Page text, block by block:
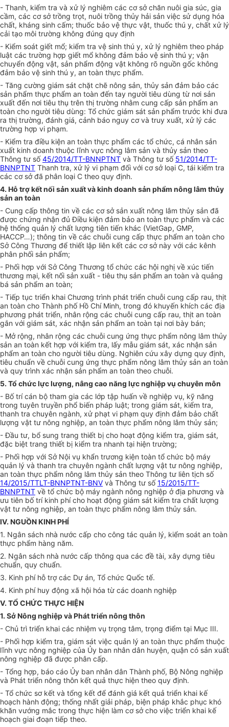
- Thanh, kiểm tra và xử lý nghiêm các cơ sở chăn nuôi gia súc, gia
cầm, các cơ sở trồng trọt, nuôi trồng thủy hải sản việc sử dụng hóa
chất, kháng sinh cấm; thuốc bảo vệ thực vật, thuốc thú y, chất xử lý
cải tạo môi trường không đúng quy định
- Kiểm soát giết mổ; kiểm tra vệ sinh thú y, xử lý nghiêm theo pháp
luật các trường hợp giết mổ không đảm bảo vệ sinh thú y; vận
chuyển động vật, sản phẩm động vật không rõ nguồn gốc không
đảm bảo vệ sinh thú y, an toàn thực phẩm.
- Tăng cường giám sát chặt chẽ nông sản, thủy sản đảm bảo các
sản phẩm thực phẩm an toàn đến tay người tiêu dùng từ nơi sản
xuất đến nơi tiêu thụ trên thị trường nhằm cung cấp sản phẩm an
toàn cho người tiêu dùng: Tổ chức giám sát sản phẩm trước khi đưa
ra thị trường, đánh giá, cảnh báo nguy cơ và truy xuất, xử lý các
trường hợp vi phạm.
- Kiểm tra điều kiện an toàn thực phẩm các tổ chức, cá nhân sản
xuất kinh doanh thuộc lĩnh vực nông lâm sản và thủy sản theo
Thông tư số 45/2014/TT-BNNPTNT và Thông tư số 51/2014/TT-
BNNPTNT Thanh tra, xử lý vi phạm đối với cơ sở loại C, tái kiểm tra
các cơ sở đã phân loại C theo quy định.
4. Hỗ trợ kết nối sản xuất và kinh doanh sản phẩm nông lâm thủy
sản an toàn
- Cung cấp thông tin về các cơ sở sản xuất nông lâm thủy sản đã
được chứng nhận đủ Điều kiện đảm bảo an toàn thực phẩm và các
hệ thống quản lý chất lượng tiên tiến khác (VietGap, GMP,
HACCP…); thông tin về các chuỗi cung cấp thực phẩm an toàn cho
Sở Công Thương để thiết lập liên kết các cơ sở này với các kênh
phân phối sản phẩm;
- Phối hợp với Sở Công Thương tổ chức các hội nghị về xúc tiến
thương mại, kết nối sản xuất - tiêu thụ sản phẩm an toàn và quảng
bá sản phẩm an toàn;
- Tiếp tục triển khai Chương trình phát triển chuỗi cung cấp rau, thịt
an toàn cho Thành phố Hồ Chí Minh, trong đó khuyến khích các địa
phương phát triển, nhân rộng các chuỗi cung cấp rau, thịt an toàn
gắn với giám sát, xác nhận sản phẩm an toàn tại nơi bày bán;
- Mở rộng, nhân rộng các chuỗi cung ứng thực phẩm nông lâm thủy
sản an toàn kết hợp với kiểm tra, lấy mẫu giám sát, xác nhận sản
phẩm an toàn cho người tiêu dùng. Nghiên cứu xây dựng quy định,
tiêu chuẩn về chuỗi cung ứng thực phẩm nông lâm thủy sản an toàn
và quy trình xác nhận sản phẩm an toàn theo chuỗi.
5. Tổ chức lực lượng, nâng cao năng lực nghiệpvụ chuyên môn
- Bốtrí cán bộ tham gia các lớp tập huấn về nghiệp vụ, kỹ năng
trong tuyên truyền phổ biến pháp luật; trong giám sát, kiểm tra,
thanh tra chuyên ngành, xử phạt vi phạm quy định đảm bảo chất
lượng vật tư nông nghiệp, an toàn thực phẩm nông lâm thủy sản;
- Đầu tư, bổ sung trang thiết bị cho hoạt động kiểm tra, giám sát,
đặc biệt trang thiết bị kiểm tra nhanh tại hiện trường;
- Phối hợp với Sở Nội vụ khẩn trương kiện toàn tổ chức bộ máy
quản lý và thanh tra chuyên ngành chất lượng vật tư nông nghiệp,
an toàn thực phẩm nông lâm thủy sản theo Thông tư liên tịch số
14/2015/TTLT-BNNPTNT-BNV và Thông tư số15/2015/TT-
BNNPTNT về tổ chức bộ máy ngành nông nghiệp ở địa phương và
ưu tiên bố trí kinh phí cho hoạt động giám sát kiểm tra chất lượng
vật tư nông nghiệp, an toàn thực phẩm nông lâm thủy sản.
IV. NGUỒN KINH PHÍ
1. Ngân sách nhà nước cấp cho công tác quản lý, kiểm soát an toàn
thực phẩm hàng năm.
2. Ngân sách nhà nước cấp thông qua các đề tài, xây dựng tiêu
chuẩn, quy chuẩn.
3. Kinh phí hỗ trợ các Dự án, Tổ chức Quốc tế.
4. Kinh phí huy động xã hội hóa từ các doanh nghiệp
V. TỔ CHỨC THỰC HIỆN
1. SởNông nghiệp và Phát triển nông thôn
- Chủ trì triển khai các nhiệm vụ trọng tâm, trọng điểm tại Mục III.
- Phối hợp kiểm tra, giám sát việc quản lý an toàn thực phẩm thuộc
lĩnh vực nông nghiệp của Ủy ban nhân dân huyện, quận có sản xuất
nông nghiệp đã được phân cấp.
- Tổng hợp, báo cáo Ủy ban nhân dân Thành phố, Bộ Nông nghiệp
và Phát triển nông thôn kết quả thực hiện theo quy định.
- Tổ chức sơ kết và tổng kết để đánh giá kết quả triển khai kế
hoạch hành động; thống nhất giải pháp, biện pháp khắc phục khó
khăn vướng mắc trong thực hiện làm cơ sở cho việc triển khai kế
hoạch giai đoạn tiếp theo.